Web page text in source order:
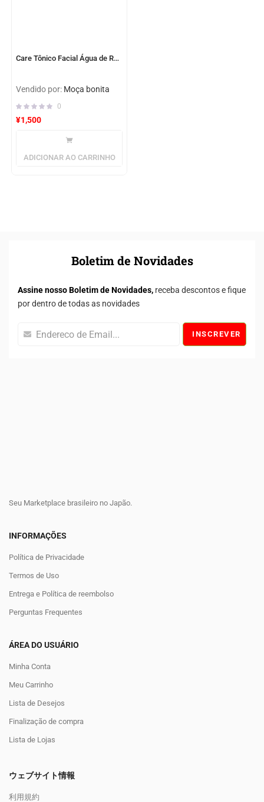
Care Tônico Facial Água de Rosas 3 em 1
Vendido por: Moça bonita
0
¥1,500
ADICIONAR AO CARRINHO
Boletim de Novidades
Assine nosso Boletim de Novidades, receba descontos e fique
por dentro de todas as novidades
INSCREVER
Seu Marketplace brasileiro no Japão.
INFORMAÇÕES
Política de Privacidade
Termos de Uso
Entrega e Política de reembolso
Perguntas Frequentes
ÁREA DO USUÁRIO
Minha Conta
Meu Carrinho
Lista de Desejos
Finalização de compra
Lista de Lojas
ウェブサイト情報
利用規約